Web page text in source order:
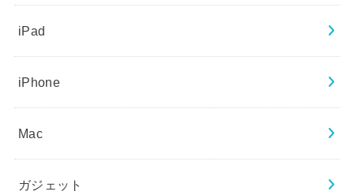
iPad
iPhone
Mac
ガジェット